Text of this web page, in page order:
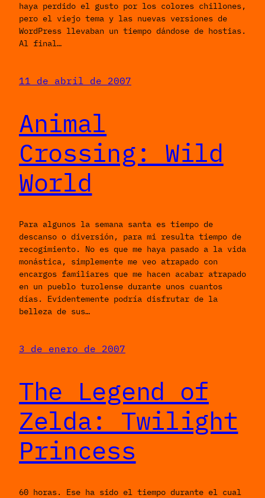
haya perdido el gusto por los colores chillones,
pero el viejo tema y las nuevas versiones de
WordPress llevaban un tiempo dándose de hostias.
Al final…
11 de abril de 2007
Animal
Crossing: Wild
World
Para algunos la semana santa es tiempo de
descanso o diversión, para mi resulta tiempo de
recogimiento. No es que me haya pasado a la vida
monástica, simplemente me veo atrapado con
encargos familiares que me hacen acabar atrapado
en un pueblo turolense durante unos cuantos
días. Evidentemente podría disfrutar de la
belleza de sus…
3 de enero de 2007
The Legend of
Zelda: Twilight
Princess
60 horas. Ese ha sido el tiempo durante el cual